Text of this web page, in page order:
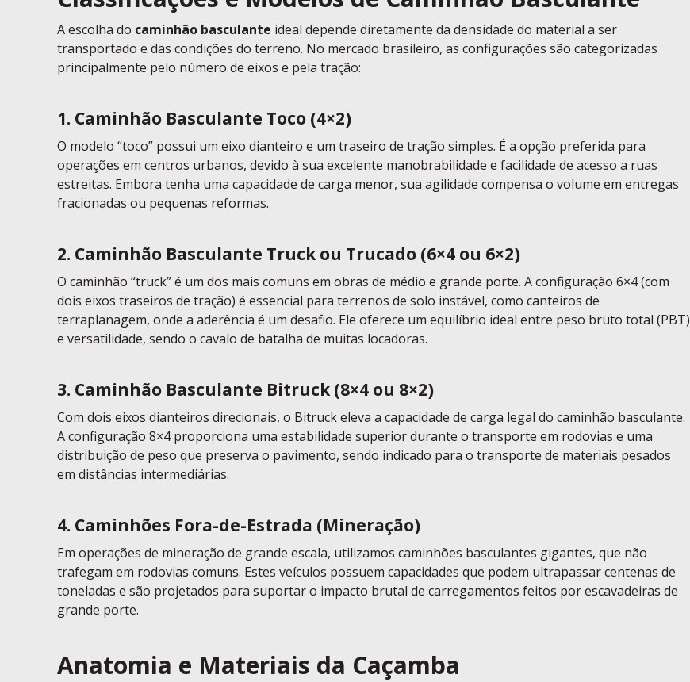
A escolha do caminhão basculante ideal depende diretamente da densidade do material a ser
transportado e das condições do terreno. No mercado brasileiro, as configurações são categorizadas
principalmente pelo número de eixos e pela tração:
1. Caminhão Basculante Toco (4×2)
O modelo “toco” possui um eixo dianteiro e um traseiro de tração simples. É a opção preferida para
operações em centros urbanos, devido à sua excelente manobrabilidade e facilidade de acesso a ruas
estreitas. Embora tenha uma capacidade de carga menor, sua agilidade compensa o volume em entregas
fracionadas ou pequenas reformas.
2. Caminhão Basculante Truck ou Trucado (6×4 ou 6×2)
O caminhão “truck” é um dos mais comuns em obras de médio e grande porte. A configuração 6×4 (com
dois eixos traseiros de tração) é essencial para terrenos de solo instável, como canteiros de
terraplanagem, onde a aderência é um desafio. Ele oferece um equilíbrio ideal entre peso bruto total (PBT)
e versatilidade, sendo o cavalo de batalha de muitas locadoras.
3. Caminhão Basculante Bitruck (8×4 ou 8×2)
Com dois eixos dianteiros direcionais, o Bitruck eleva a capacidade de carga legal do caminhão basculante.
A configuração 8×4 proporciona uma estabilidade superior durante o transporte em rodovias e uma
distribuição de peso que preserva o pavimento, sendo indicado para o transporte de materiais pesados
em distâncias intermediárias.
4. Caminhões Fora-de-Estrada (Mineração)
Em operações de mineração de grande escala, utilizamos caminhões basculantes gigantes, que não
trafegam em rodovias comuns. Estes veículos possuem capacidades que podem ultrapassar centenas de
toneladas e são projetados para suportar o impacto brutal de carregamentos feitos por escavadeiras de
grande porte.
Anatomia e Materiais da Caçamba